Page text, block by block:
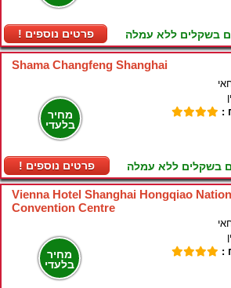
! פרטים נוספים בשקלים ללא עמלה
Shama Changfeng Shanghai
מחיר
בלעדי
! פרטים נוספים
:
בשקלים ללא עמלה
Vienna Hotel Shanghai Hongqiao
Convention Centre
מחיר
בלעדי
: